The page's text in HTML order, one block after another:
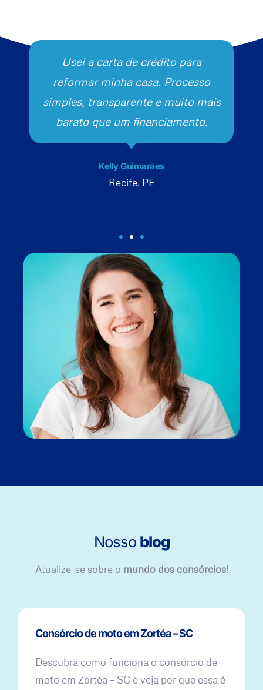
Usei a carta de crédito para
reformar minha casa. Processo
simples, transparente e muito mais
barato que um financiamento.
Kelly Guimarães
Recife, PE
Nosso blog
Atualize-se sobre o mundo dos consórcios!
Consórcio de moto em Zortéa – SC
Descubra como funciona o consórcio de
moto em Zortéa – SC e veja por que essa é